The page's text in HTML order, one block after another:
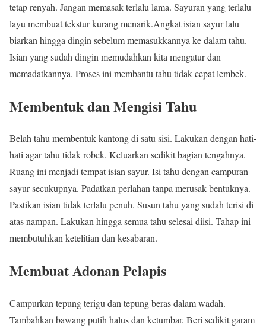
tetap renyah. Jangan memasak terlalu lama. Sayuran yang terlalu
layu membuat tekstur kurang menarik.Angkat isian sayur lalu
biarkan hingga dingin sebelum memasukkannya ke dalam tahu.
Isian yang sudah dingin memudahkan kita mengatur dan
memadatkannya. Proses ini membantu tahu tidak cepat lembek.
Membentuk dan Mengisi Tahu
Belah tahu membentuk kantong di satu sisi. Lakukan dengan hati-
hati agar tahu tidak robek. Keluarkan sedikit bagian tengahnya.
Ruang ini menjadi tempat isian sayur. Isi tahu dengan campuran
sayur secukupnya. Padatkan perlahan tanpa merusak bentuknya.
Pastikan isian tidak terlalu penuh. Susun tahu yang sudah terisi di
atas nampan. Lakukan hingga semua tahu selesai diisi. Tahap ini
membutuhkan ketelitian dan kesabaran.
Membuat Adonan Pelapis
Campurkan tepung terigu dan tepung beras dalam wadah.
Tambahkan bawang putih halus dan ketumbar. Beri sedikit garam